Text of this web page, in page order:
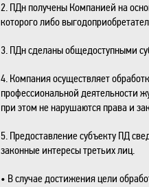
2. ПДн получены Компанией на
которого либо
3. ПДн сделаны общедоступными
4. Компания осуществляет
профессиональной деятельности
при этом не нарушаются права и
5. Предоставление субъекту ПД
законные интересы третьих лиц.
• В случае достижения цели